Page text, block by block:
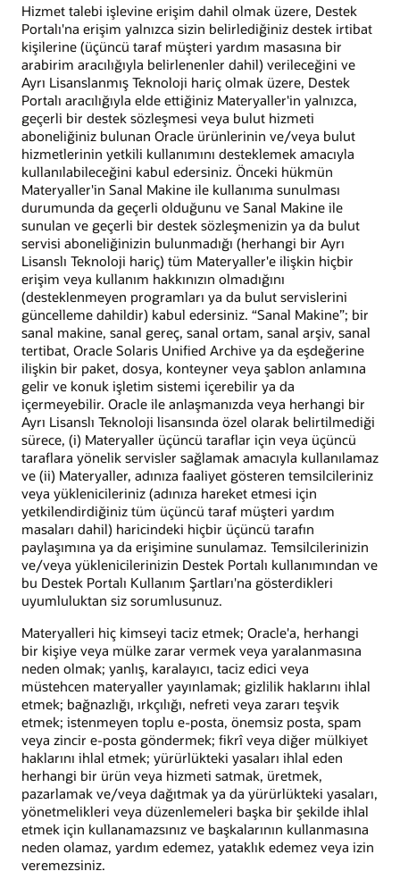
Hizmet talebi işlevine erişim dahil olmak üzere, Destek
Portalı'na erişim yalnızca sizin belirlediğiniz destek irtibat
kişilerine (üçüncü taraf müşteri yardım masasına bir
arabirim aracılığıyla belirlenenler dahil) verileceğini ve
Ayrı Lisanslanmış Teknoloji hariç olmak üzere, Destek
Portalı aracılığıyla elde ettiğiniz Materyaller'in yalnızca,
geçerli bir destek sözleşmesi veya bulut hizmeti
aboneliğiniz bulunan Oracle ürünlerinin ve/veya bulut
hizmetlerinin yetkili kullanımını desteklemek amacıyla
kullanılabileceğini kabul edersiniz. Önceki hükmün
Materyaller'in Sanal Makine ile kullanıma sunulması
durumunda da geçerli olduğunu ve Sanal Makine ile
sunulan ve geçerli bir destek sözleşmenizin ya da bulut
servisi aboneliğinizin bulunmadığı (herhangi bir Ayrı
Lisanslı Teknoloji hariç) tüm Materyaller'e ilişkin hiçbir
erişim veya kullanım hakkınızın olmadığını
(desteklenmeyen programları ya da bulut servislerini
güncelleme dahildir) kabul edersiniz. “Sanal Makine”; bir
sanal makine, sanal gereç, sanal ortam, sanal arşiv, sanal
tertibat, Oracle Solaris Unified Archive ya da eşdeğerine
ilişkin bir paket, dosya, konteyner veya şablon anlamına
gelir ve konuk işletim sistemi içerebilir ya da
içermeyebilir. Oracle ile anlaşmanızda veya herhangi bir
Ayrı Lisanslı Teknoloji lisansında özel olarak belirtilmediği
sürece, (i) Materyaller üçüncü taraflar için veya üçüncü
taraflara yönelik servisler sağlamak amacıyla kullanılamaz
ve (ii) Materyaller, adınıza faaliyet gösteren temsilcileriniz
veya yüklenicileriniz (adınıza hareket etmesi için
yetkilendirdiğiniz tüm üçüncü taraf müşteri yardım
masaları dahil) haricindeki hiçbir üçüncü tarafın
paylaşımına ya da erişimine sunulamaz. Temsilcilerinizin
ve/veya yüklenicilerinizin Destek Portalı kullanımından ve
bu Destek Portalı Kullanım Şartları'na gösterdikleri
uyumluluktan siz sorumlusunuz.
Materyalleri hiç kimseyi taciz etmek; Oracle'a, herhangi
bir kişiye veya mülke zarar vermek veya yaralanmasına
neden olmak; yanlış, karalayıcı, taciz edici veya
müstehcen materyaller yayınlamak; gizlilik haklarını ihlal
etmek; bağnazlığı, ırkçılığı, nefreti veya zararı teşvik
etmek; istenmeyen toplu e-posta, önemsiz posta, spam
veya zincir e-posta göndermek; fikrî veya diğer mülkiyet
haklarını ihlal etmek; yürürlükteki yasaları ihlal eden
herhangi bir ürün veya hizmeti satmak, üretmek,
pazarlamak ve/veya dağıtmak ya da yürürlükteki yasaları,
yönetmelikleri veya düzenlemeleri başka bir şekilde ihlal
etmek için kullanamazsınız ve başkalarının kullanmasına
neden olamaz, yardım edemez, yataklık edemez veya izin
veremezsiniz.